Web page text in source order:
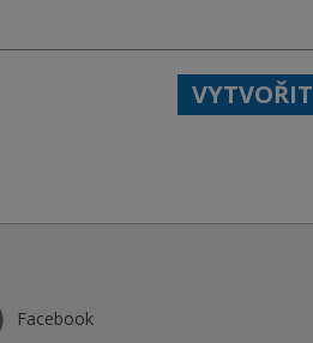
VYTVOŘIT
Facebook